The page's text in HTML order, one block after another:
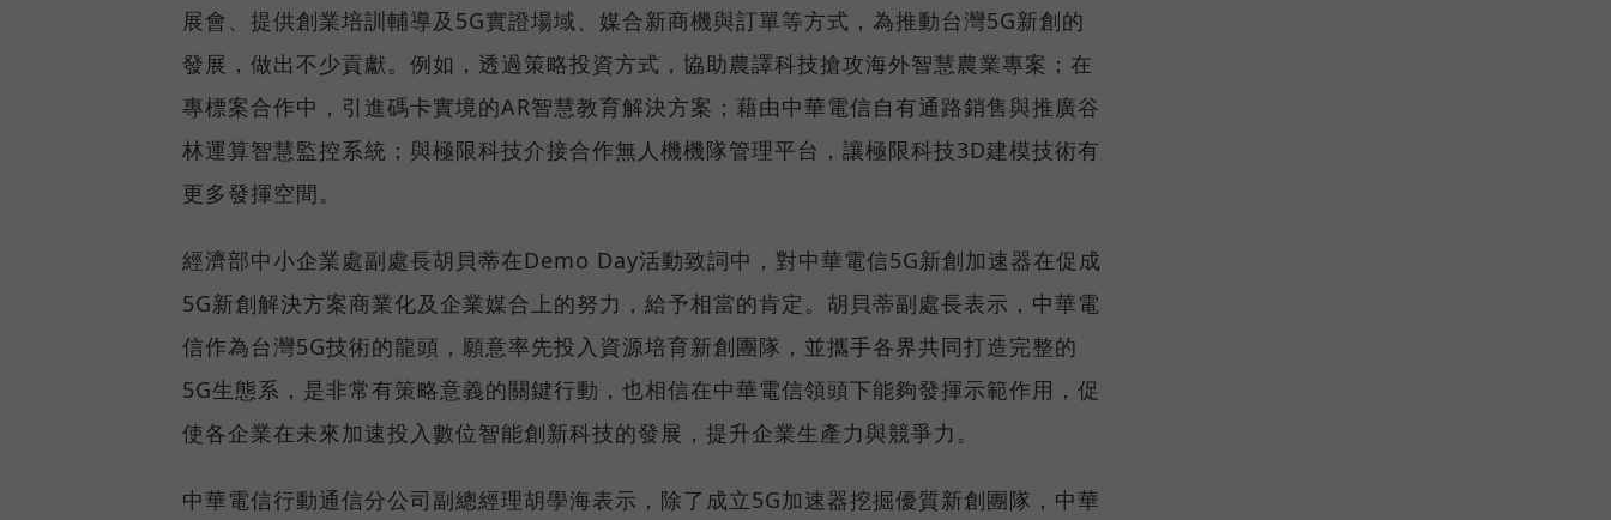
展會、提供創業培訓輔導及5G實證場域、媒合新商機與訂單等方式，為推動台灣5G新創的
發展，做出不少貢獻。例如，透過策略投資方式，協助農譯科技搶攻海外智慧農業專案；在
專標案合作中，引進碼卡實境的AR智慧教育解決方案；藉由中華電信自有通路銷售與推廣谷
林運算智慧監控系統；與極限科技介接合作無人機機隊管理平台，讓極限科技3D建模技術有
更多發揮空間。
經濟部中小企業處副處長胡貝蒂在Demo Day活動致詞中，對中華電信5G新創加速器在促成
5G新創解決方案商業化及企業媒合上的努力，給予相當的肯定。胡貝蒂副處長表示，中華電
信作為台灣5G技術的龍頭，願意率先投入資源培育新創團隊，並攜手各界共同打造完整的
5G生態系，是非常有策略意義的關鍵行動，也相信在中華電信領頭下能夠發揮示範作用，促
使各企業在未來加速投入數位智能創新科技的發展，提升企業生產力與競爭力。
中華電信行動通信分公司副總經理胡學海表示，除了成立5G加速器挖掘優質新創團隊，中華